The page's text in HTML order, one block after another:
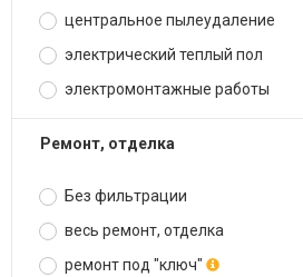
центральное пылеудаление
электрический теплый пол
электромонтажные работы
ремонт, отделка
Без фильтрации
весь ремонт, отделка
ремонт под "ключ"